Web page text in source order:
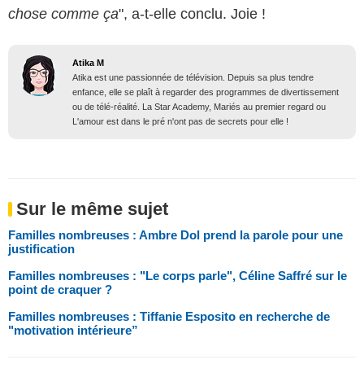
chose comme ça", a-t-elle conclu. Joie !
Atika M
Atika est une passionnée de télévision. Depuis sa plus tendre
enfance, elle se plaît à regarder des programmes de divertissement
ou de télé-réalité. La Star Academy, Mariés au premier regard ou
L'amour est dans le pré n'ont pas de secrets pour elle !
Sur le même sujet
Familles nombreuses : Ambre Dol prend la parole pour une
justification
Familles nombreuses : "Le corps parle", Céline Saffré sur le
point de craquer ?
Familles nombreuses : Tiffanie Esposito en recherche de
"motivation intérieure”